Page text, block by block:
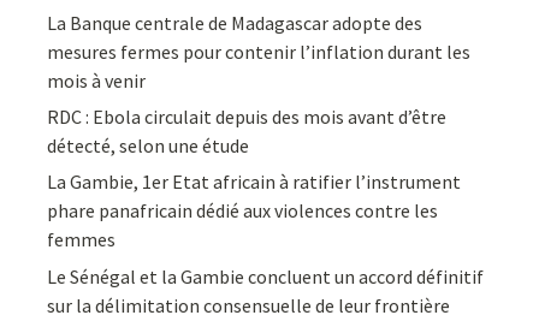
La Banque centrale de Madagascar adopte des
mesures fermes pour contenir l’inflation durant les
mois à venir
RDC : Ebola circulait depuis des mois avant d’être
détecté, selon une étude
La Gambie, 1er Etat africain à ratifier l’instrument
phare panafricain dédié aux violences contre les
femmes
Le Sénégal et la Gambie concluent un accord définitif
sur la délimitation consensuelle de leur frontière